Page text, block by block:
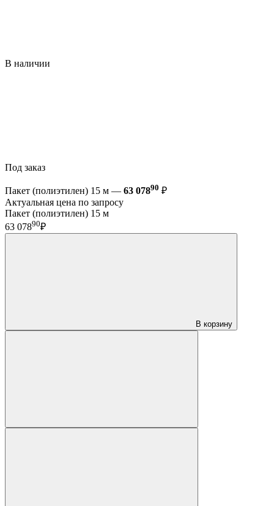
В наличии
Под заказ
Пакет (полиэтилен) 15 м — 63 07890 ₽
Актуальная цена по запросу
Пакет (полиэтилен) 15 м
63 07890₽
В корзину